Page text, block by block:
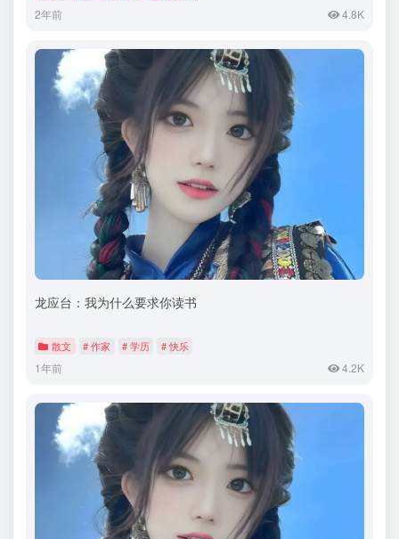
2年前 4.8K
龙应台：我为什么要求你读书
散文 # 作家 # 学历 # 快乐
1年前 4.2K